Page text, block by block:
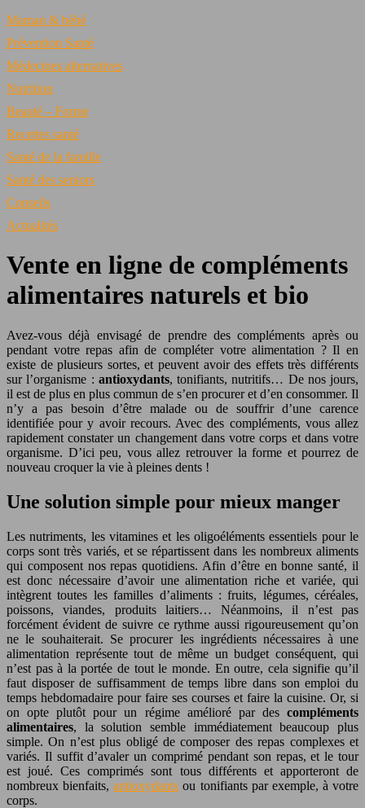
Maman & bébé
Prévention Santé
Médecines alternatives
Nutrition
Beauté – Forme
Recettes santé
Santé de la famille
Santé des seniors
Conseils
Actualités
Vente en ligne de compléments
alimentaires naturels et bio
Avez-vous déjà envisagé de prendre des compléments après ou
pendant votre repas afin de compléter votre alimentation ? Il en
existe de plusieurs sortes, et peuvent avoir des effets très différents
sur l’organisme : antioxydants, tonifiants, nutritifs… De nos jours,
il est de plus en plus commun de s’en procurer et d’en consommer. Il
n’y a pas besoin d’être malade ou de souffrir d’une carence
identifiée pour y avoir recours. Avec des compléments, vous allez
rapidement constater un changement dans votre corps et dans votre
organisme. D’ici peu, vous allez retrouver la forme et pourrez de
nouveau croquer la vie à pleines dents !
Une solution simple pour mieux manger
Les nutriments, les vitamines et les oligoéléments essentiels pour le
corps sont très variés, et se répartissent dans les nombreux aliments
qui composent nos repas quotidiens. Afin d’être en bonne santé, il
est donc nécessaire d’avoir une alimentation riche et variée, qui
intègrent toutes les familles d’aliments : fruits, légumes, céréales,
poissons, viandes, produits laitiers… Néanmoins, il n’est pas
forcément évident de suivre ce rythme aussi rigoureusement qu’on
ne le souhaiterait. Se procurer les ingrédients nécessaires à une
alimentation représente tout de même un budget conséquent, qui
n’est pas à la portée de tout le monde. En outre, cela signifie qu’il
faut disposer de suffisamment de temps libre dans son emploi du
temps hebdomadaire pour faire ses courses et faire la cuisine. Or, si
on opte plutôt pour un régime amélioré par des compléments
alimentaires, la solution semble immédiatement beaucoup plus
simple. On n’est plus obligé de composer des repas complexes et
variés. Il suffit d’avaler un comprimé pendant son repas, et le tour
est joué. Ces comprimés sont tous différents et apporteront de
nombreux bienfaits,antioxydants ou tonifiants par exemple, à votre
corps.